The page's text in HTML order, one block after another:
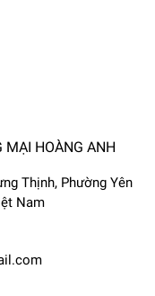
MẠI HOÀNG ANH
Thịnh, Phường Yên
Nam